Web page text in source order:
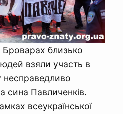
Броварах близько
взяли участь в
несправедливо
сина Павличенків.
всеукраїнської